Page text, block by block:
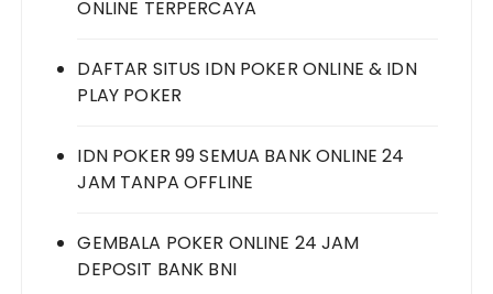
ONLINE TERPERCAYA
DAFTAR SITUS IDN POKER ONLINE & IDN
PLAY POKER
IDN POKER 99 SEMUA BANK ONLINE 24
JAM TANPA OFFLINE
GEMBALA POKER ONLINE 24 JAM
DEPOSIT BANK BNI